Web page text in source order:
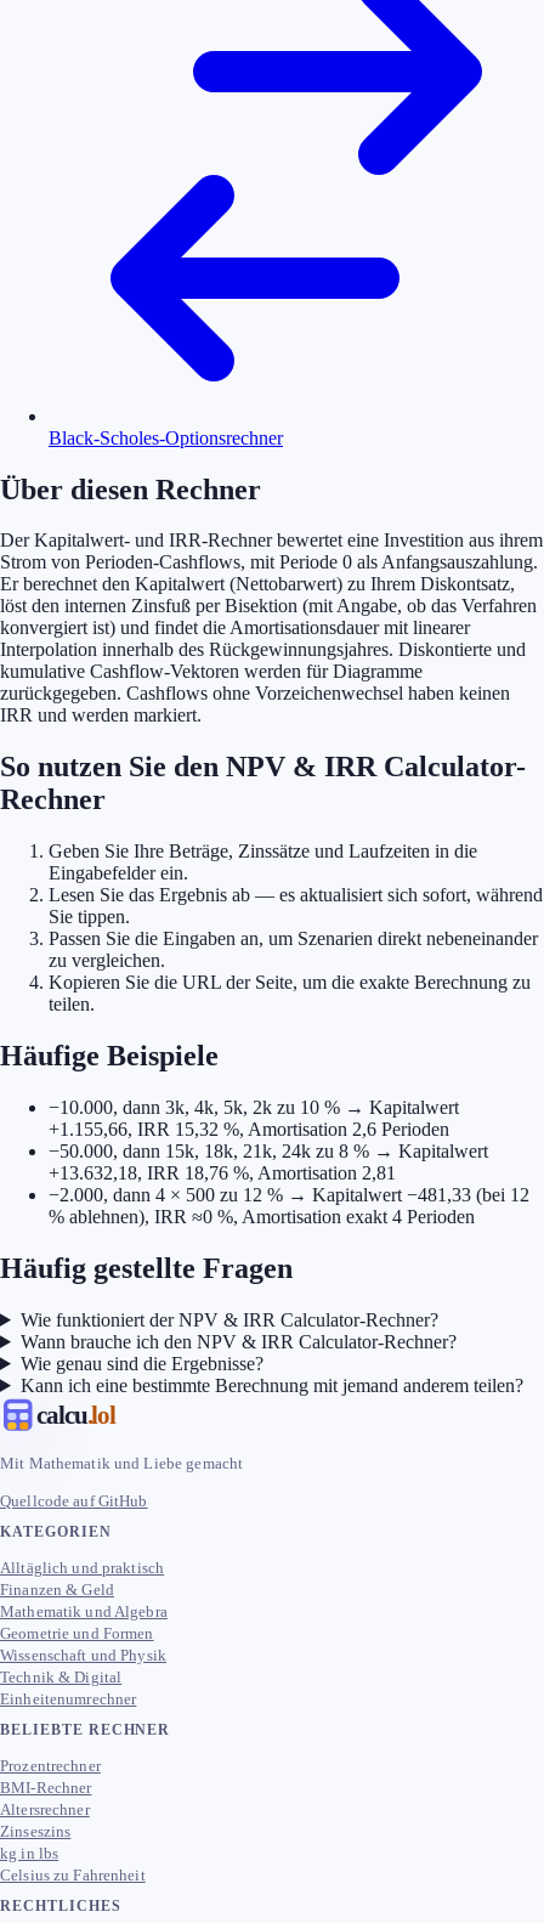
Black-Scholes-Optionsrechner
Über diesen Rechner
Der Kapitalwert- und IRR-Rechner bewertet eine Investition aus ihrem
Strom von Perioden-Cashflows, mit Periode 0 als Anfangsauszahlung.
Er berechnet den Kapitalwert (Nettobarwert) zu Ihrem Diskontsatz,
löst den internen Zinsfuß per Bisektion (mit Angabe, ob das Verfahren
konvergiert ist) und findet die Amortisationsdauer mit linearer
Interpolation innerhalb des Rückgewinnungsjahres. Diskontierte und
kumulative Cashflow-Vektoren werden für Diagramme
zurückgegeben. Cashflows ohne Vorzeichenwechsel haben keinen
IRR und werden markiert.
So nutzen Sie den NPV & IRR Calculator-
Rechner
Geben Sie Ihre Beträge, Zinssätze und Laufzeiten in die
Eingabefelder ein.
Lesen Sie das Ergebnis ab — es aktualisiert sich sofort, während
Sie tippen.
Passen Sie die Eingaben an, um Szenarien direkt nebeneinander
zu vergleichen.
Kopieren Sie die URL der Seite, um die exakte Berechnung zu
teilen.
Häufige Beispiele
−10.000, dann 3k, 4k, 5k, 2k zu 10 % → Kapitalwert
+1.155,66, IRR 15,32 %, Amortisation 2,6 Perioden
−50.000, dann 15k, 18k, 21k, 24k zu 8 % → Kapitalwert
+13.632,18, IRR 18,76 %, Amortisation 2,81
−2.000, dann 4 × 500 zu 12 % → Kapitalwert −481,33 (bei 12
% ablehnen), IRR ≈0 %, Amortisation exakt 4 Perioden
Häufig gestellte Fragen
Wie funktioniert der NPV & IRR Calculator-Rechner?
Wann brauche ich den NPV & IRR Calculator-Rechner?
Wie genau sind die Ergebnisse?
Kann ich eine bestimmte Berechnung mit jemand anderem teilen?
calcu.lol
Mit Mathematik und Liebe gemacht
Quellcode auf GitHub
KATEGORIEN
Alltäglich und praktisch
Finanzen & Geld
Mathematik und Algebra
Geometrie und Formen
Wissenschaft und Physik
Technik & Digital
Einheitenumrechner
BELIEBTE RECHNER
Prozentrechner
BMI-Rechner
Altersrechner
Zinseszins
kg in lbs
Celsius zu Fahrenheit
RECHTLICHES